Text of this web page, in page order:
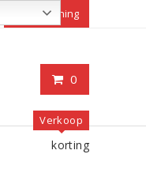
Mijn rekening
0
Verkoop
korting